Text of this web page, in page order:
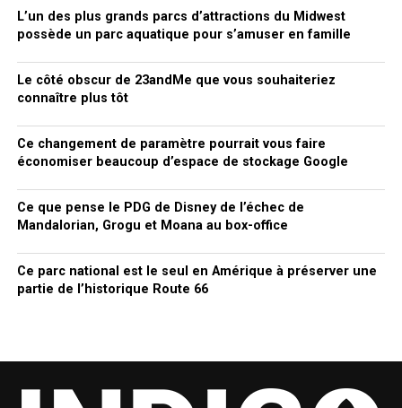
L’un des plus grands parcs d’attractions du Midwest
possède un parc aquatique pour s’amuser en famille
Le côté obscur de 23andMe que vous souhaiteriez
connaître plus tôt
Ce changement de paramètre pourrait vous faire
économiser beaucoup d’espace de stockage Google
Ce que pense le PDG de Disney de l’échec de
Mandalorian, Grogu et Moana au box-office
Ce parc national est le seul en Amérique à préserver une
partie de l’historique Route 66